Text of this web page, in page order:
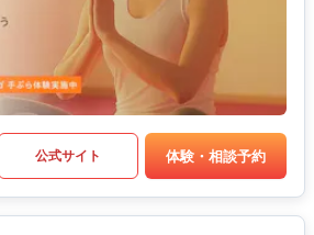
公式サイト 体験・相談予約